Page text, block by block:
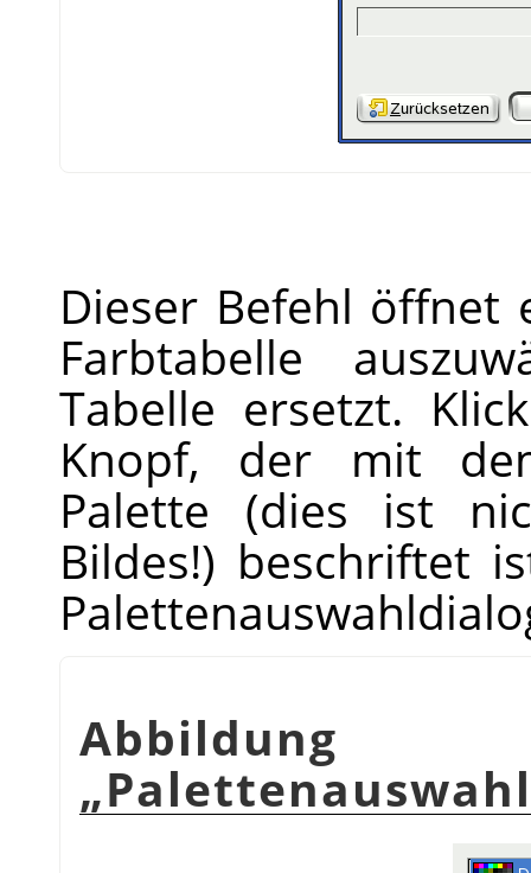
Dieser Befehl öffnet
Farbtabelle
Tabelle ersetzt.
Knopf, der mit
Palette (dies ist
Bildes!) beschriftet
„Palettenauswahl